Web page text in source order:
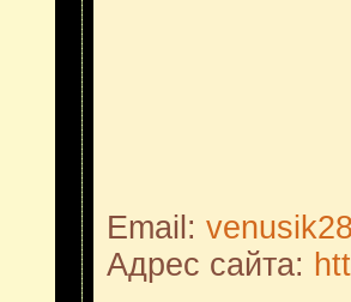
Email:
Адрес сайта: